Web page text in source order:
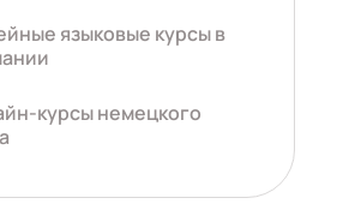
языковые курсы в
курсы немецкого